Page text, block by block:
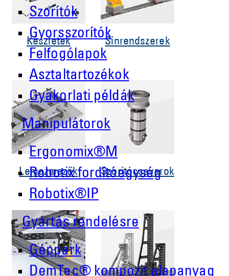
Szorítók
Gyorsszorítók
Felfogólapok
Asztaltartozékok
Gyakorlati példák
Manipulátorok
Ergonomix®M
Robotix fordítóegység
Robotix®IP
Gyártás rendelésre
Géppark
DemTec® kompozit alapanyag
Készletek Sínrendszerek
Lemezmezők Szorítócsavarok